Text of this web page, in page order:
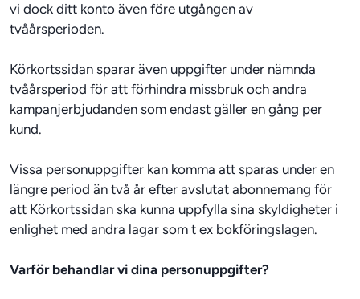
vi dock ditt konto även före utgången av
tvåårsperioden.
Körkortssidan sparar även uppgifter under nämnda
tvåårsperiod för att förhindra missbruk och andra
kampanjerbjudanden som endast gäller en gång per
Vissa personuppgifter kan komma att sparas under en
längre period än två år efter avslutat abonnemang för
att Körkortssidan ska kunna uppfylla sina skyldigheter i
enlighet med andra lagar som t ex bokföringslagen.
Varför behandlar vi dina personuppgifter?